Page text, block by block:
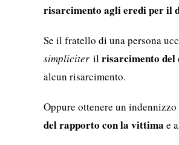
risarcimento agli eredi per il
Se il fratello di una persona
simpliciter ilrisarcimento del
alcun risarcimento.
Oppure ottenere un
del rapporto con la vittima e